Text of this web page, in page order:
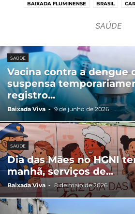
BAIXADA FLUMINENSE BRASIL
SEGURANÇA PÚBLICA
SAÚDE
SAÚDE
Vacina contra a dengue
suspensa
registro...
Baixada Viva - 9 de junho de 2026
SAÚDE
Dia das Mães no HGNI
manhã, serviços de...
Baixada Viva - 8 de maio de 2026